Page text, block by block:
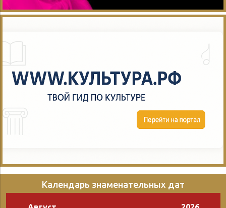
Календарь знаменательных дат